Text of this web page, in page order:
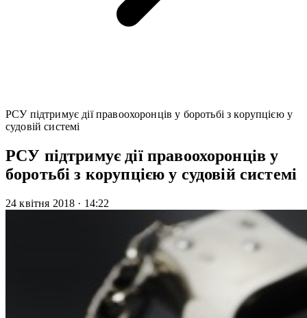
РСУ підтримує дії правоохоронців у боротьбі з корупцією у
судовій системі
РСУ підтримує дії правоохоронців у
боротьбі з корупцією у судовій системі
24 квітня 2018 · 14:22